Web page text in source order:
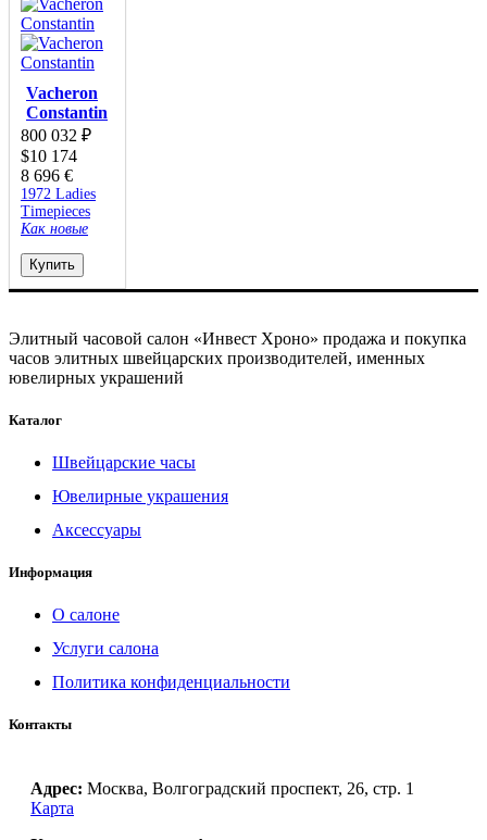
Vacheron
Constantin
800 032 ₽
$10 174
8 696 €
1972 Ladies
Timepieces
Как новые
Купить
Элитный часовой салон «Инвест Хроно» продажа и покупка
часов элитных швейцарских производителей, именных
ювелирных украшений
Каталог
Швейцарские часы
Ювелирные украшения
Аксессуары
Информация
О салоне
Услуги салона
Политика конфиденциальности
Контакты
Адрес: Москва, Волгоградский проспект, 26, стр. 1
Карта